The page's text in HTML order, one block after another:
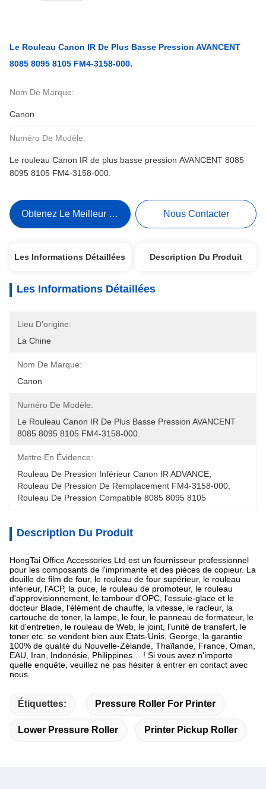
Le Rouleau Canon IR De Plus Basse Pression AVANCENT
8085 8095 8105 FM4-3158-000.
Nom De Marque:
Canon
Numéro De Modèle:
Le rouleau Canon IR de plus basse pression AVANCENT 8085
8095 8105 FM4-3158-000.
Obtenez Le Meilleur Prix Nous Contacter
Les Informations Détaillées Description Du Produit
Les Informations Détaillées
Lieu D'origine:
La Chine
Nom De Marque:
Canon
Numéro De Modèle:
Le Rouleau Canon IR De Plus Basse Pression AVANCENT
8085 8095 8105 FM4-3158-000.
Mettre En Évidence:
Rouleau De Pression Inférieur Canon IR ADVANCE
Rouleau De Pression De Remplacement FM4-3158-000
Rouleau De Pression Compatible 8085 8095 8105
Description Du Produit
HongTai Office Accessories Ltd est un fournisseur professionnel
pour les composants de l'imprimante et des pièces de copieur. La
douille de film de four, le rouleau de four supérieur, le rouleau
inférieur, l'ACP, la puce, le rouleau de promoteur, le rouleau
d'approvisionnement, le tambour d'OPC, l'essuie-glace et le
docteur Blade, l'élément de chauffe, la vitesse, le racleur, la
cartouche de toner, la lampe, le four, le panneau de formateur, le
kit d'entretien, le rouleau de Web, le joint, l'unité de transfert, le
toner etc. se vendent bien aux Etats-Unis, George, la garantie
100% de qualité du Nouvelle-Zélande, Thaïlande, France, Oman,
EAU, Iran, Indonésie, Philippines… ! Si vous avez n'importe
quelle enquête, veuillez ne pas hésiter à entrer en contact avec
nous.
Étiquettes: Pressure Roller For Printer
Lower Pressure Roller Printer Pickup Roller